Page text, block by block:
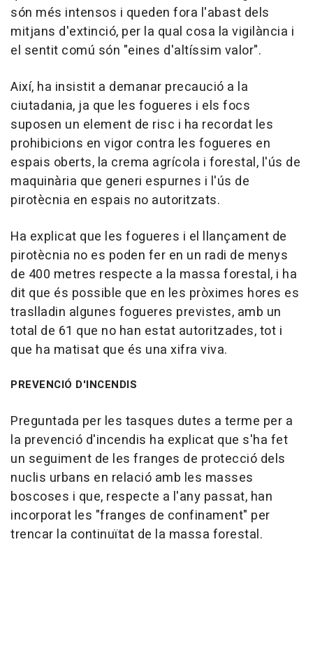
són més intensos i queden fora l'abast dels
mitjans d'extinció, per la qual cosa la vigilància i
el sentit comú són "eines d'altíssim valor".
Així, ha insistit a demanar precaució a la
ciutadania, ja que les fogueres i els focs
suposen un element de risc i ha recordat les
prohibicions en vigor contra les fogueres en
espais oberts, la crema agrícola i forestal, l'ús de
maquinària que generi espurnes i l'ús de
pirotècnia en espais no autoritzats.
Ha explicat que les fogueres i el llançament de
pirotècnia no es poden fer en un radi de menys
de 400 metres respecte a la massa forestal, i ha
dit que és possible que en les pròximes hores es
traslladin algunes fogueres previstes, amb un
total de 61 que no han estat autoritzades, tot i
que ha matisat que és una xifra viva.
PREVENCIÓ D'INCENDIS
Preguntada per les tasques dutes a terme per a
la prevenció d'incendis ha explicat que s'ha fet
un seguiment de les franges de protecció dels
nuclis urbans en relació amb les masses
boscoses i que, respecte a l'any passat, han
incorporat les "franges de confinament" per
trencar la continuïtat de la massa forestal.